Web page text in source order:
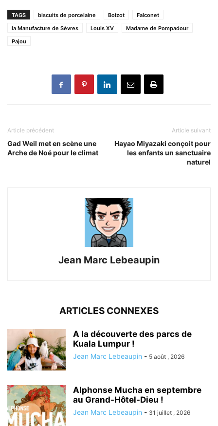
TAGS biscuits de porcelaine Boizot
Falconet
la Manufacture de Sèvres
Louis XV
Madame de Pompadour
Pajou
Article précédent
Gad Weil met en scène une
Arche de Noé pour le climat
Article suivant
Hayao Miyazaki conçoit pour
les enfants un sanctuaire
naturel
Jean Marc Lebeaupin
ARTICLES CONNEXES
A la découverte des parcs de
Kuala Lumpur !
Jean Marc Lebeaupin - 5 août , 2026
Alphonse Mucha en septembre
au Grand-Hôtel-Dieu !
Jean Marc Lebeaupin - 31 juillet , 2026